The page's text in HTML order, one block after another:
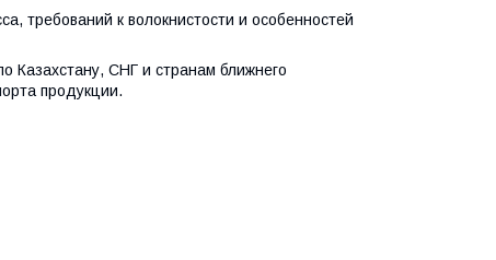
требований к волокнистости и особенностей
Казахстану, СНГ и странам ближнего
продукции.